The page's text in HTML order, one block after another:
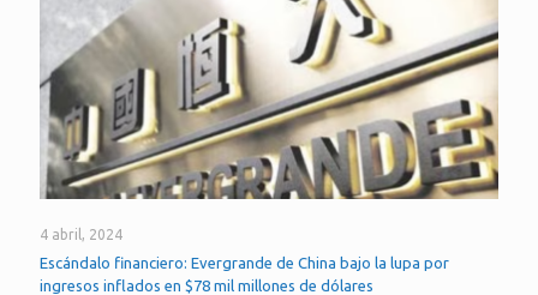
4 abril, 2024
Escándalo financiero: Evergrande de China bajo la lupa por
ingresos inflados en $78 mil millones de dólares